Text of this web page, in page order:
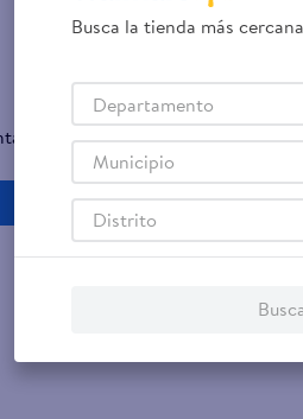
Busca la tienda más
Departamento
Municipio
Distrito